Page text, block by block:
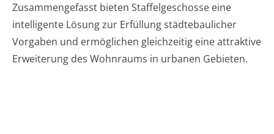
Zusammengefasst bieten Staffelgeschosse eine
intelligente Lösung zur Erfüllung städtebaulicher
Vorgaben und ermöglichen gleichzeitig eine attraktive
Erweiterung des Wohnraums in urbanen Gebieten.